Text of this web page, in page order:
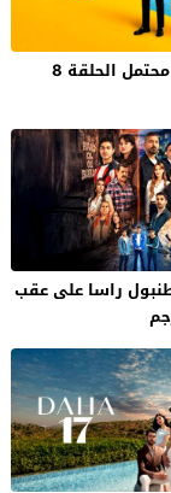
مسلسل حب محتمل الحلقة 8
راسا على عقب